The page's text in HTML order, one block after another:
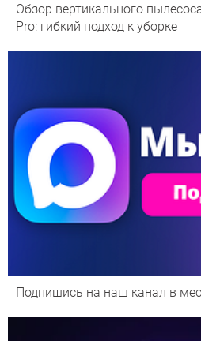
Обзор вертикального
Pro: гибкий подход к уборке
Подпишись на наш канал в